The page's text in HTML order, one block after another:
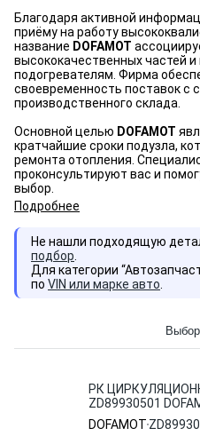
Благодаря активной
приёму на работу
название DOFAMOT
высококачественных частей и
подогревателям. Фирма
своевременность поставок с
производственного склада.
Основной целью DOFAMOT
кратчайшие сроки подузла,
ремонта отопления.
проконсультируют вас и
выбор.
Подробнее
Не нашли подходящую
подбор
Для категории
по VIN или марке авто
РК
ZD89930501
DOFAMOT